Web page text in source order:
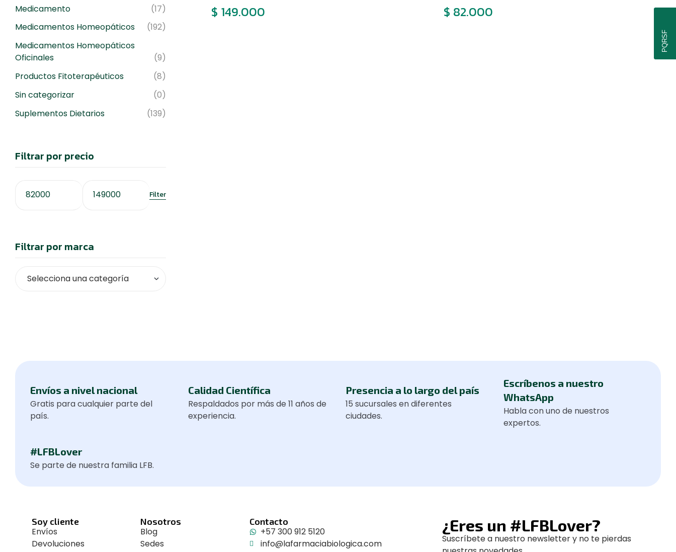
$ 149.000 $ 82.000
Medicamento
(17)
Medicamentos Homeopáticos
(192)
Medicamentos Homeopáticos
Oficinales
(9)
Productos Fitoterapéuticos
(8)
Sin categorizar
(0)
Suplementos Dietarios
(139)
Filtrar por precio
Filter
Filtrar por marca
Envíos a nivel nacional
Gratis para cualquier parte del
país.
Calidad Científica
Respaldados por más de 11 años de
experiencia.
Presencia a lo largo del país
15 sucursales en diferentes
ciudades.
Escríbenos a nuestro
WhatsApp
Habla con uno de nuestros
expertos.
#LFBLover
Se parte de nuestra familia LFB.
Soy cliente
Envíos
Devoluciones
Nosotros
Blog
Sedes
Contacto
+57 300 912 5120
info@lafarmaciabiologica.com
¿Eres un #LFBLover?
Suscríbete a nuestro newsletter y no te pierdas
PQRSF